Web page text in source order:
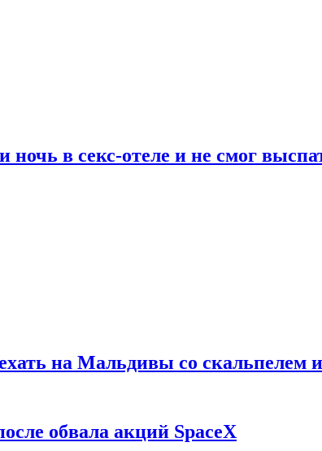
в секс-отеле и не смог
на Мальдивы со скальпелем
обвала акций SpaceX